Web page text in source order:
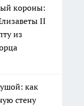
короны:
II
из
как
стену